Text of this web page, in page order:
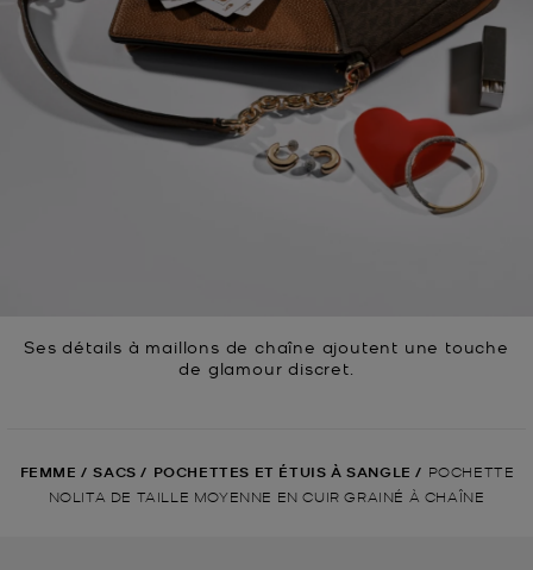
Ses détails à maillons de chaîne ajoutent une touche
de glamour discret.
FEMME / SACS / POCHETTES ET ÉTUIS À SANGLE / POCHETTE
NOLITA DE TAILLE MOYENNE EN CUIR GRAINÉ À CHAÎNE